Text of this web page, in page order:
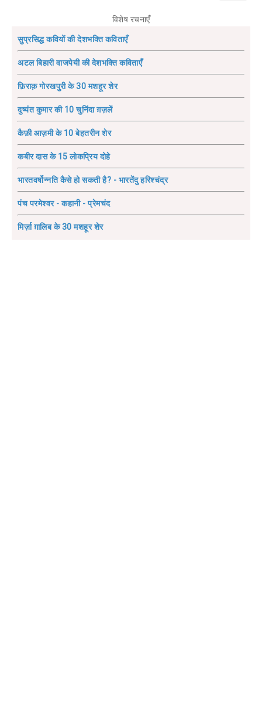
विशेष रचनाएँ
सुप्रसिद्ध कवियों की देशभक्ति कविताएँ
अटल बिहारी वाजपेयी की देशभक्ति कविताएँ
फ़िराक़ गोरखपुरी के 30 मशहूर शेर
दुष्यंत कुमार की 10 चुनिंदा ग़ज़लें
कैफ़ी आज़मी के 10 बेहतरीन शेर
कबीर दास के 15 लोकप्रिय दोहे
भारतवर्षोन्नति कैसे हो सकती है? - भारतेंदु हरिश्चंद्र
पंच परमेश्वर - कहानी - प्रेमचंद
मिर्ज़ा ग़ालिब के 30 मशहूर शेर